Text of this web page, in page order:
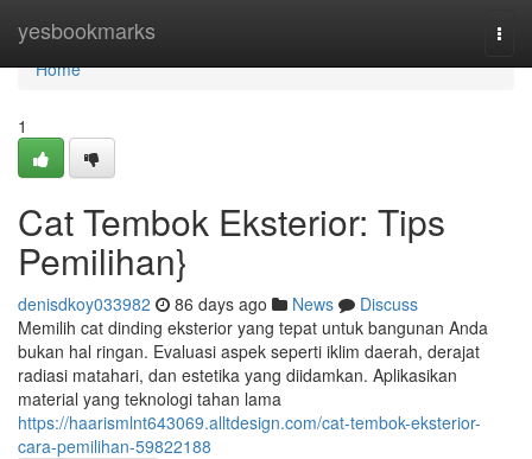
yesbookmarks
Home
Home
1
Cat Tembok Eksterior: Tips
Pemilihan}
denisdkoy033982 86 days ago News
Discuss
Memilih cat dinding eksterior yang tepat untuk bangunan Anda
bukan hal ringan. Evaluasi aspek seperti iklim daerah, derajat
radiasi matahari, dan estetika yang diidamkan. Aplikasikan
material yang teknologi tahan lama
https://haarismlnt643069.alltdesign.com/cat-tembok-eksterior-
cara-pemilihan-59822188